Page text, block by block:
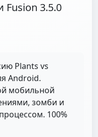
Fusion 3.5.0
Plants vs
Android.
мобильной
зомби и
100%